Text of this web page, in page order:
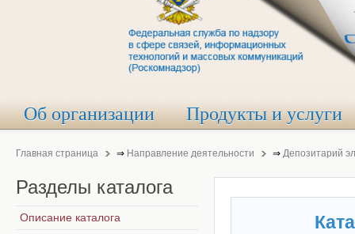
Об организации Продукты и услуги
Главная страница ⇒ Направление деятельности ⇒ Депозитарий
Разделы каталога
Описание каталога